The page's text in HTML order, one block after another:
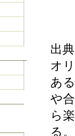
出
オ
あ
や
ら
る。